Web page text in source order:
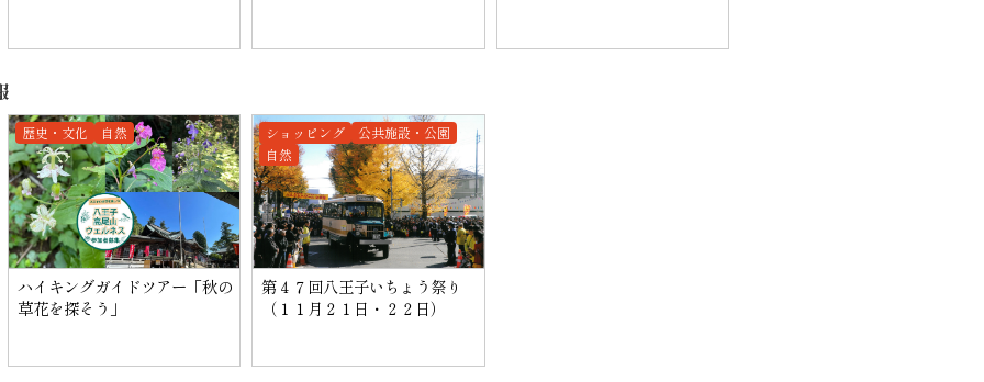
歴史・文化 自然
ハイキングガイドツアー「秋の
草花を探そう」
ショッピング
公共施設・公園
自然
第４７回八王子いちょう祭り
（１１月２１日・２２日）